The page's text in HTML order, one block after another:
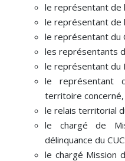
le représentant de
le représentant de
le représentant du
les représentants
le représentant du
le représentant
territoire concerné,
le relais territorial
le chargé de
délinquance du
le chargé Mission